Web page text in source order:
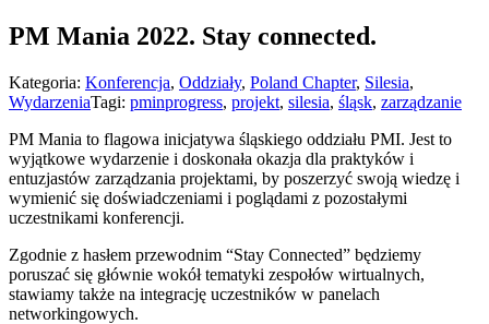
PM Mania 2022. Stay connected.
Kategoria: Konferencja, Oddziały, Poland Chapter, Silesia,
WydarzeniaTagi: pminprogress, projekt, silesia, śląsk, zarządzanie
PM Mania to flagowa inicjatywa śląskiego oddziału PMI. Jest to
wyjątkowe wydarzenie i doskonała okazja dla praktyków i
entuzjastów zarządzania projektami, by poszerzyć swoją wiedzę i
wymienić się doświadczeniami i poglądami z pozostałymi
uczestnikami konferencji.
Zgodnie z hasłem przewodnim “Stay Connected” będziemy
poruszać się głównie wokół tematyki zespołów wirtualnych,
stawiamy także na integrację uczestników w panelach
networkingowych.